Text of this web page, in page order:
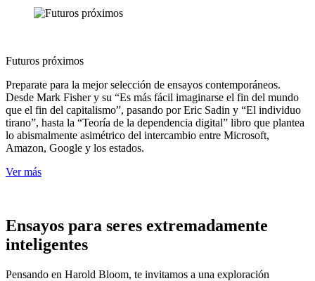
Futuros próximos
Preparate para la mejor selección de ensayos contemporáneos.
Desde Mark Fisher y su “Es más fácil imaginarse el fin del mundo
que el fin del capitalismo”, pasando por Eric Sadin y “El individuo
tirano”, hasta la “Teoría de la dependencia digital” libro que plantea
lo abismalmente asimétrico del intercambio entre Microsoft,
Amazon, Google y los estados.
Ver más
Ensayos para seres extremadamente
inteligentes
Pensando en Harold Bloom, te invitamos a una exploración